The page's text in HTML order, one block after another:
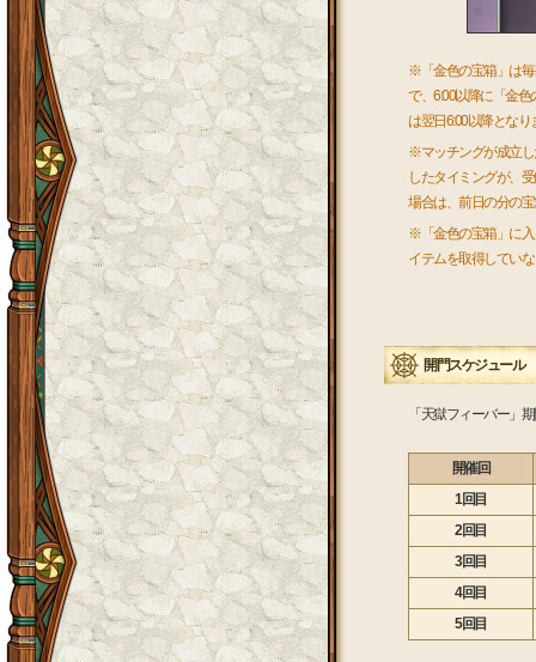
※「金色の宝箱」は毎
で、6:00以降に「金
は翌日6:00以降となり
※マッチングが成立し
したタイミングが、
場合は、前日の分の
※「金色の宝箱」に入
イテムを取得してい
開門スケジュール
「天獄フィーバー」
開催回
1回目
2回目
3回目
4回目
5回目